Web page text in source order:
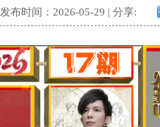
发布时间：2026-05-29 | 分享: